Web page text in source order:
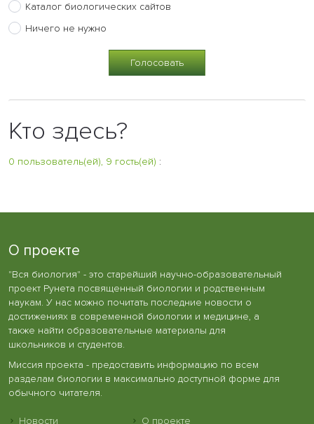
Каталог биологических сайтов
Ничего не нужно
Кто здесь?
0 пользователь(ей), 9 гость(ей) :
О проекте
"Вся биология" - это старейший научно-образовательный
проект Рунета посвященный биологии и родственным
наукам. У нас можно почитать последние новости о
достижениях в современной биологии и медицине, а
также найти образовательные материалы для
школьников и студентов.
Миссия проекта - предоставить информацию по всем
разделам биологии в максимально доступной форме для
обычного читателя.
Новости О проекте